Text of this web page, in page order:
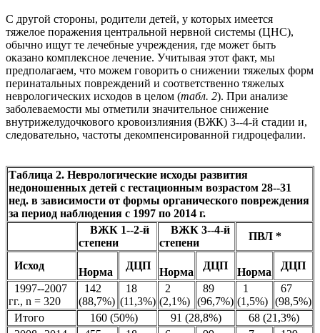
С другой стороны, родители детей, у которых имеется
тяжелое поражения центральной нервной системы (ЦНС),
обычно ищут те лечебные учреждения, где может быть
оказано комплексное лечение. Учитывая этот факт, мы
предполагаем, что можем говорить о снижении тяжелых форм
перинатальных повреждений и соответственно тяжелых
неврологических исходов в целом (табл. 2). При анализе
заболеваемости мы отметили значительное снижение
внутрижелудочкового кровоизлияния (ВЖК) 3--4-й стадии и,
следовательно, частоты декомпенсированной гидроцефалии.
Таблица 2. Неврологические исходы развития
недоношенных детей с гестационным возрастом 28--31
нед. в зависимости от формы органического повреждения
за период наблюдения с 1997 по 2014 г.
ВЖК 1--2-й
степени
ВЖК 3--4-й
степени
ПВЛ *
Исход
Норма
ДЦП
Норма
ДЦП
Норма
ДЦП
1997--2007
гг., n = 320
142
(88,7%)
18
(11,3%)
2
(2,1%)
89
(96,7%)
1
(1,5%)
67
(98,5%)
Итого
160 (50%) 91 (28,8%)
68 (21,3%)